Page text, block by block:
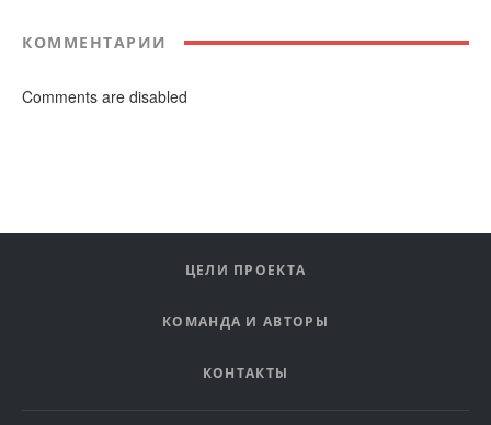
КОММЕНТАРИИ
Comments are disabled
ЦЕЛИ ПРОЕКТА
КОМАНДА И АВТОРЫ
КОНТАКТЫ